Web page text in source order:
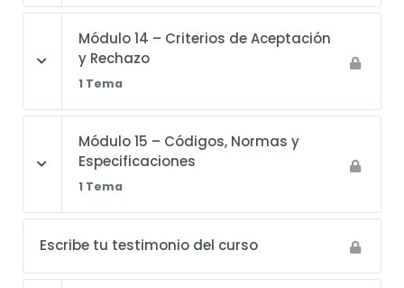
Módulo 14 – Criterios de Aceptación
y Rechazo
1 Tema
Módulo 15 – Códigos, Normas y
Especificaciones
1 Tema
Escribe tu testimonio del curso